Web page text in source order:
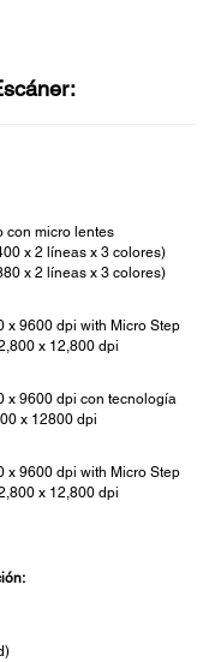
con micro lentes
x 2 líneas x 3 colores)
x 2 líneas x 3 colores)
x 9600 dpi with Micro Step
x 12,800 dpi
x 9600 dpi con tecnología
x 12800 dpi
x 9600 dpi with Micro Step
x 12,800 dpi